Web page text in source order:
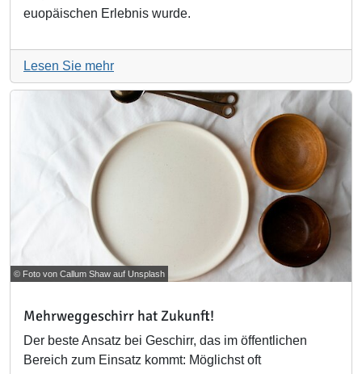
euopäischen Erlebnis wurde.
Lesen Sie mehr
© Foto von Callum Shaw auf Unsplash
Mehrweggeschirr hat Zukunft!
Der beste Ansatz bei Geschirr, das im öffentlichen
Bereich zum Einsatz kommt: Möglichst oft